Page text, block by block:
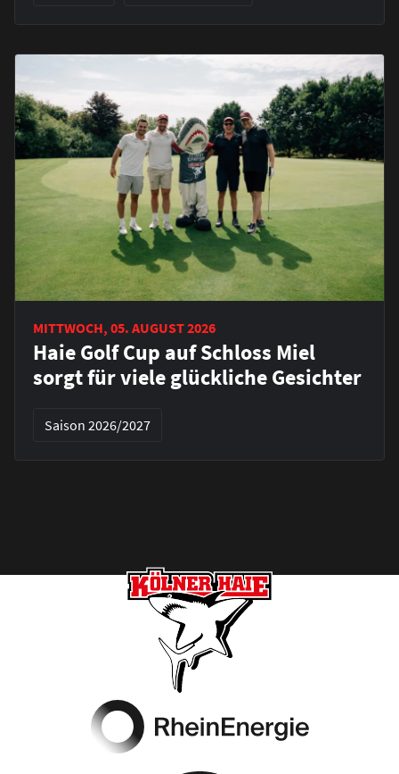
MITTWOCH, 05. AUGUST 2026
Haie Golf Cup auf Schloss Miel
sorgt für viele glückliche Gesichter
Saison 2026/2027